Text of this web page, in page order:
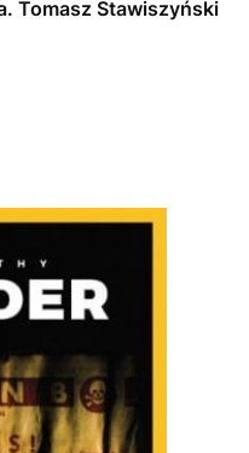
Tomasz Stawiszyński